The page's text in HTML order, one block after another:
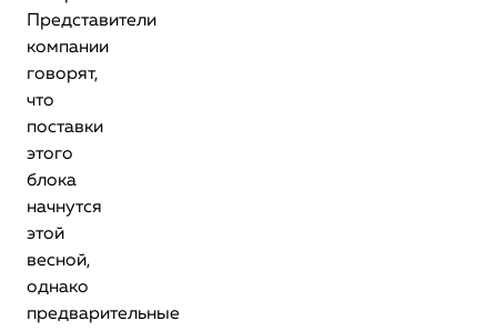
Представители
компании
говорят,
что
поставки
этого
блока
начнутся
этой
весной,
однако
предварительные